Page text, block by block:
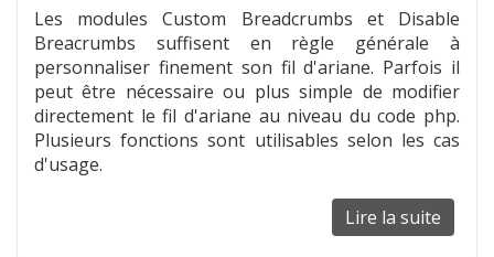
Les modules Custom Breadcrumbs et Disable
Breacrumbs suffisent en règle générale à
personnaliser finement son fil d'ariane. Parfois il
peut être nécessaire ou plus simple de modifier
directement le fil d'ariane au niveau du code php.
Plusieurs fonctions sont utilisables selon les cas
d'usage.
Lire la suite